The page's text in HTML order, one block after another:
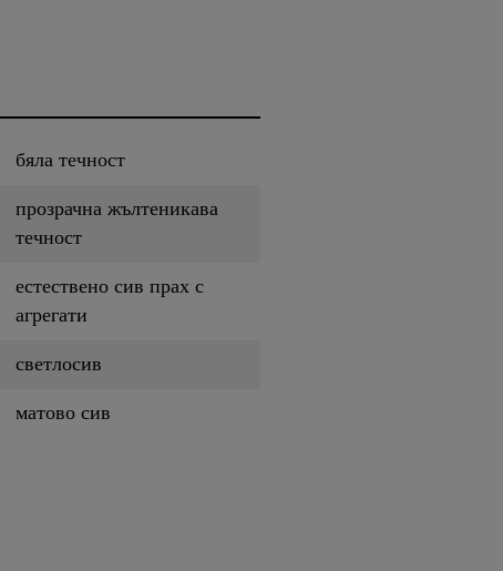
бяла течност
прозрачна жълтеникава
течност
естествено сив прах с
агрегати
светлосив
матово сив